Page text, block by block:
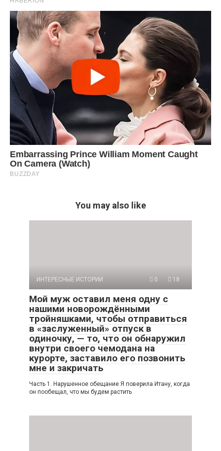
You may also like
ИНТЕРЕСНЫЕ ИСТОРИИ 0 18
Мой муж оставил меня одну с
нашими новорождёнными
тройняшками, чтобы отправиться
в «заслуженный» отпуск в
одиночку, — то, что он обнаружил
внутри своего чемодана на
курорте, заставило его позвонить
мне и закричать
Часть 1. Нарушенное обещание Я поверила Итану, когда
он пообещал, что мы будем растить